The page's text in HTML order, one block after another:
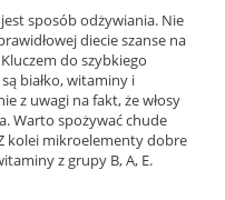
sposób odżywiania. Nie
diecie szanse na
do szybkiego
białko, witaminy i
z uwagi na fakt, że włosy
Warto spożywać chude
kolei mikroelementy dobre
z grupy B, A, E.